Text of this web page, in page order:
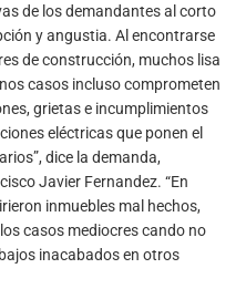
de los demandantes al corto
y angustia. Al encontrarse
de construcción, muchos lisa
casos incluso comprometen
grietas e incumplimientos
eléctricas que ponen el
dice la demanda,
Javier Fernandez. “En
inmuebles mal hechos,
casos mediocres cando no
inacabados en otros